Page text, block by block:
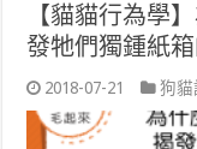
【貓貓行為學
發牠們獨鍾紙
2018-07-21 狗貓